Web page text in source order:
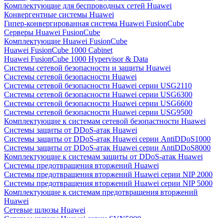
Комплектующие для беспроводных сетей Huawei
Конвергентные системы Huawei
Гипер-конвергированная система Huawei FusionCube
Серверы Huawei FusionCube
Комплектующие Huawei FusionCube
Huawei FusionCube 1000 Cabinet
Huawei FusionCube 1000 Hypervisor & Data
Системы сетевой безопасности и защиты Huawei
Системы сетевой безопасности Huawei
Системы сетевой безопасности Huawei серии USG2110
Системы сетевой безопасности Huawei серии USG6300
Системы сетевой безопасности Huawei серии USG6600
Системы сетевой безопасности Huawei серии USG9500
Комплектующие к системам сетевой безопастности Huawei
Системы защиты от DDoS-атак Huawei
Системы защиты от DDoS-атак Huawei серии AntiDDoS1000
Системы защиты от DDoS-атак Huawei серии AntiDDoS8000
Комплектующие к системам защиты от DDoS-атак Huawei
Системы предотвращения вторжений Huawei
Системы предотвращения вторжений Huawei серии NIP 2000
Системы предотвращения вторжений Huawei серии NIP 5000
Комплектующие к системам предотвращения вторжений
Huawei
Сетевые шлюзы Huawei